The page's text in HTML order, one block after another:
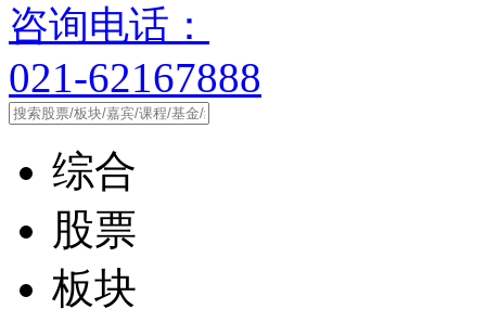
咨询电话：
021-62167888
综合
股票
板块